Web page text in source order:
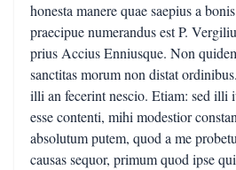
honesta manere quae saepius a
praecipue numerandus est P.
prius Accius Enniusque. Non
sanctitas morum non distat
illi an fecerint nescio. Etiam: sed illi
esse contenti, mihi modestior
absolutum putem, quod a me
causas sequor, primum quod ipse